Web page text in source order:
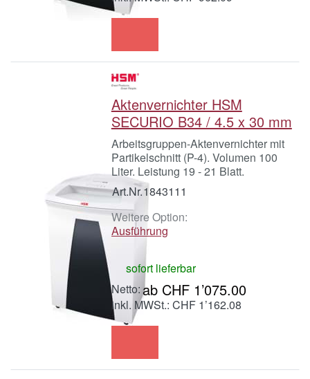
Aktenvernichter HSM
SECURIO B34 / 4.5 x 30 mm
Arbeitsgruppen-Aktenvernichter mit
Partikelschnitt (P-4). Volumen 100
Liter. Leistung 19 - 21 Blatt.
Art.Nr.1843111
Weitere Option:
Ausführung
sofort lieferbar
ab CHF 1’075.00
inkl. MWSt.: CHF 1’162.08